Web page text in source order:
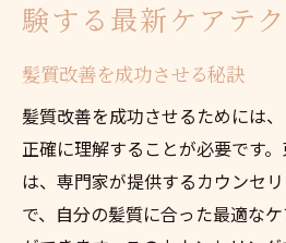
験する最新ケアテ
髪質改善を成功させる秘訣
髪質改善を成功させるためには
正確に理解することが必要です
は、専門家が提供するカウンセ
で、自分の髪質に合った最適な